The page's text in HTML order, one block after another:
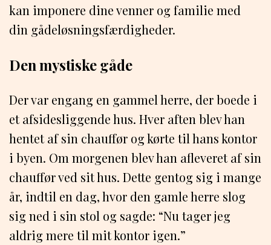
kan imponere dine venner og familie med
din gådeløsningsfærdigheder.
Den mystiske gåde
Der var engang en gammel herre, der boede i
et afsidesliggende hus. Hver aften blev han
hentet af sin chauffør og kørte til hans kontor
i byen. Om morgenen blev han afleveret af sin
chauffør ved sit hus. Dette gentog sig i mange
år, indtil en dag, hvor den gamle herre slog
sig ned i sin stol og sagde: “Nu tager jeg
aldrig mere til mit kontor igen.”